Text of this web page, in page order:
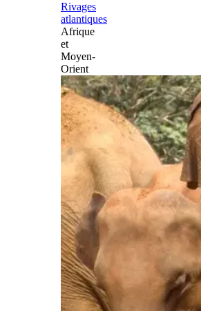
Rivages
atlantiques
Afrique
et
Moyen-
Orient